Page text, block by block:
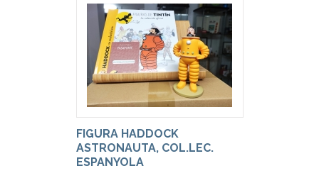
FIGURA HADDOCK
ASTRONAUTA, COL.LEC.
ESPANYOLA